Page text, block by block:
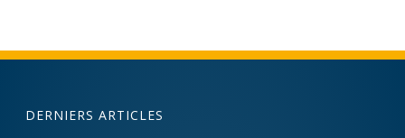
DERNIERS ARTICLES